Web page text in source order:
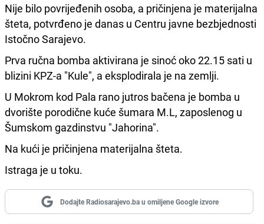
Nije bilo povrijeđenih osoba, a pričinjena je materijalna
šteta, potvrđeno je danas u Centru javne bezbjednosti
Istočno Sarajevo.
Prva ručna bomba aktivirana je sinoć oko 22.15 sati u
blizini KPZ-a "Kule", a eksplodirala je na zemlji.
U Mokrom kod Pala rano jutros bačena je bomba u
dvorište porodične kuće šumara M.L, zaposlenog u
Šumskom gazdinstvu "Jahorina".
Na kući je pričinjena materijalna šteta.
Istraga je u toku.
Dodajte Radiosarajevo.ba u omiljene Google izvore